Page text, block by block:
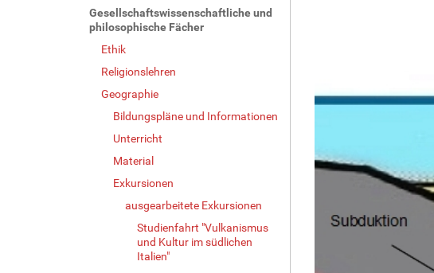
Gesellschaftswissenschaftliche und
philosophische Fächer
Ethik
Religionslehren
Geographie
Bildungspläne und Informationen
Unterricht
Material
Exkursionen
ausgearbeitete Exkursionen
Studienfahrt "Vulkanismus
und Kultur im südlichen
Italien"